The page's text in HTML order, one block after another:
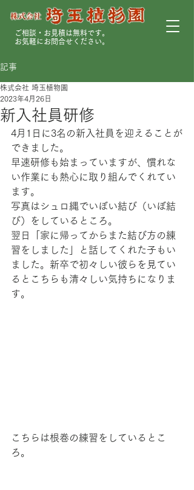
ご相談・お見積は無料です。
お気軽にお問合せください。
記事
新入社員研修
株式会社 埼玉植物園
2023年4月26日
4月1日に3名の新入社員を迎えることが
できました。
早速研修も始まっていますが、慣れな
い作業にも熱心に取り組んでくれてい
ます。
写真はシュロ縄でいぼい結び（いぼ結
び）をしているところ。
翌日「家に帰ってからまた結び方の練
習をしました」と話してくれた子もい
ました。新卒で初々しい彼らを見てい
るとこちらも清々しい気持ちになりま
す。
こちらは根巻の練習をしているとこ
ろ。